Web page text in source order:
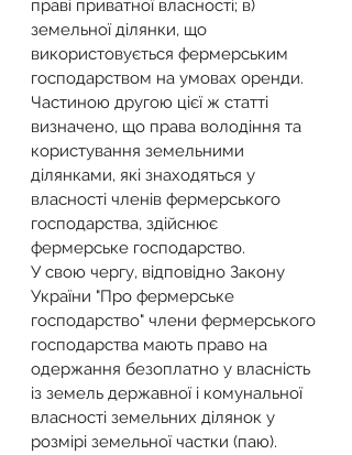
праві приватної власності; в)
земельної ділянки, що
використовується фермерським
господарством на умовах оренди.
Частиною другою цієї ж статті
визначено, що права володіння та
користування земельними
ділянками, які знаходяться у
власності членів фермерського
господарства, здійснює
фермерське господарство.
У свою чергу, відповідно Закону
України "Про фермерське
господарство" члени фермерського
господарства мають право на
одержання безоплатно у власність
із земель державної і комунальної
власності земельних ділянок у
розмірі земельної частки (паю).